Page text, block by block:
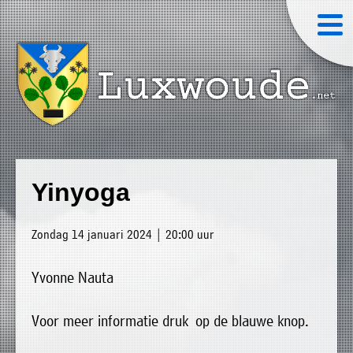
Yinyoga
Zondag 14 januari 2024 | 20:00 uur
Yvonne Nauta
Voor meer informatie druk op de blauwe knop.
»
Home
»
Welkom
»
Nieuws
»
Agenda
»
Luxwoude.net
website@luxwoude.net
Plaatselijk
belang
Op
dit
moment
bestaat
het
bestuur